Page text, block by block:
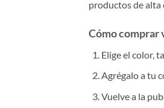
productos de alta
Cómo comprar
Elige el color,
Agrégalo a tu
Vuelve a la